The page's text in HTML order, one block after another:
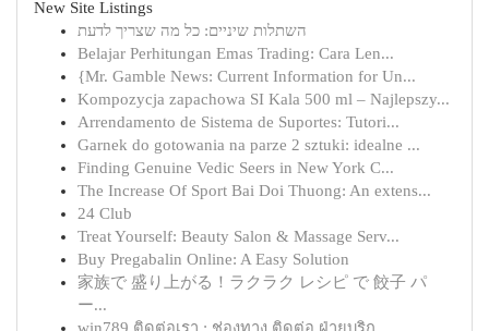
New Site Listings
השתלות שיניים: כל מה שצריך לדעת
Belajar Perhitungan Emas Trading: Cara Len...
{Mr. Gamble News: Current Information for Un...
Kompozycja zapachowa SI Kala 500 ml – Najlepszy...
Arrendamento de Sistema de Suportes: Tutori...
Garnek do gotowania na parze 2 sztuki: idealne ...
Finding Genuine Vedic Seers in New York C...
The Increase Of Sport Bai Doi Thuong: An extens...
24 Club
Treat Yourself: Beauty Salon & Massage Serv...
Buy Pregabalin Online: A Easy Solution
家族で 盛り上がる！ラクラク レシピ で 餃子 パ
ー...